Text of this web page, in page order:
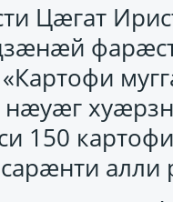
Цæгат
150
алли